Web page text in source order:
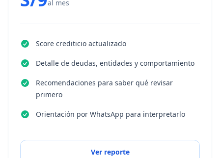
al mes
Score crediticio actualizado
Detalle de deudas, entidades y comportamiento
Recomendaciones para saber qué revisar
primero
Orientación por WhatsApp para interpretarlo
Ver reporte